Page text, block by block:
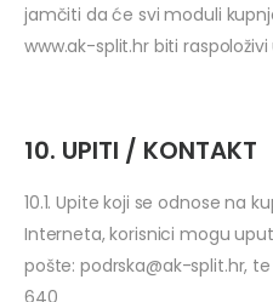
jamčiti da će svi moduli
www.ak-split.hr biti
10. UPITI / KONTAKT
10.1. Upite koji se odnose na
Interneta, korisnici mogu
pošte:podrska@ak-split.hr,